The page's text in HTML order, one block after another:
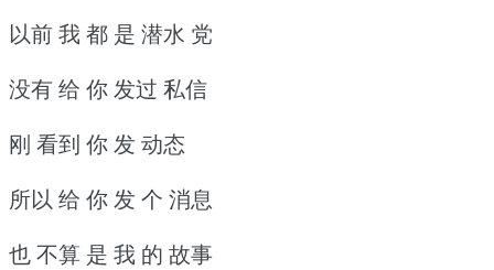
以前 我 都 是 潜水 党
没有 给 你 发过 私信
刚 看到 你 发 动态
所以 给 你 发 个 消息
也 不算 是 我 的 故事